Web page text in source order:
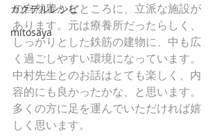
カクテルレシピ
mitosaya
の自然豊かなところに、立派な施設が
あります。元は療養所だったらしく、
しっかりとした鉄筋の建物に、中も広
く過ごしやすい環境になっています。
中村先生とのお話はとても楽しく、内
容的にも良かったかな、と思います。
多くの方に足を運んでいただければ嬉
しく思います。